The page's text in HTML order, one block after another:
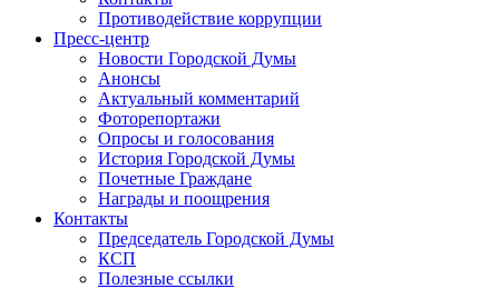
Противодействие коррупции
Пресс-центр
Новости Городской Думы
Анонсы
Актуальный комментарий
Фоторепортажи
Опросы и голосования
История Городской Думы
Почетные Граждане
Награды и поощрения
Контакты
Председатель Городской Думы
КСП
Полезные ссылки